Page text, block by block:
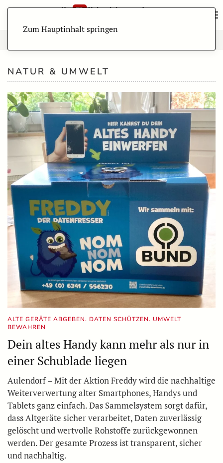
Zum Hauptinhalt springen
NATUR & UMWELT
ALTE GERÄTE ABGEBEN. DATEN SCHÜTZEN. UMWELT
BEWAHREN
Dein altes Handy kann mehr als nur in
einer Schublade liegen
Aulendorf – Mit der Aktion Freddy wird die nachhaltige
Weiterverwertung alter Smartphones, Handys und
Tablets ganz einfach. Das Sammelsystem sorgt dafür,
dass Altgeräte sicher verarbeitet, Daten zuverlässig
gelöscht und wertvolle Rohstoffe zurückgewonnen
werden. Der gesamte Prozess ist transparent, sicher
und nachhaltig.